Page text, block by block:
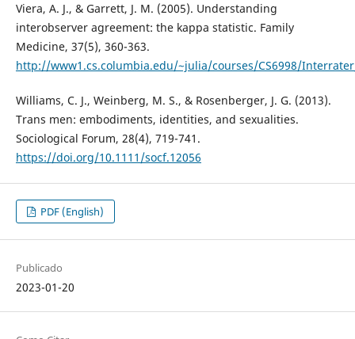
Viera, A. J., & Garrett, J. M. (2005). Understanding
interobserver agreement: the kappa statistic. Family
Medicine, 37(5), 360-363.
http://www1.cs.columbia.edu/~julia/courses/CS6998/
Williams, C. J., Weinberg, M. S., & Rosenberger, J. G. (2013).
Trans men: embodiments, identities, and sexualities.
Sociological Forum, 28(4), 719-741.
https://doi.org/10.1111/socf.12056
PDF (English)
Publicado
2023-01-20